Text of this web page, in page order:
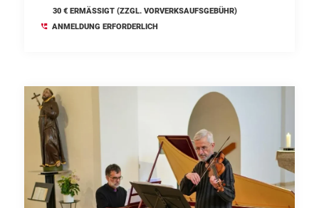
30 € ERMÄSSIGT (ZZGL. VORVERKSAUFSGEBÜHR)
ANMELDUNG ERFORDERLICH